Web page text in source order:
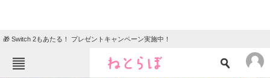
🎁 Switch 2もあたる！ プレゼントキャンペーン実施中！